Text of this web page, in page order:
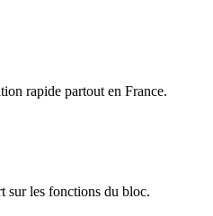
rapide partout en France.
sur les fonctions du bloc.